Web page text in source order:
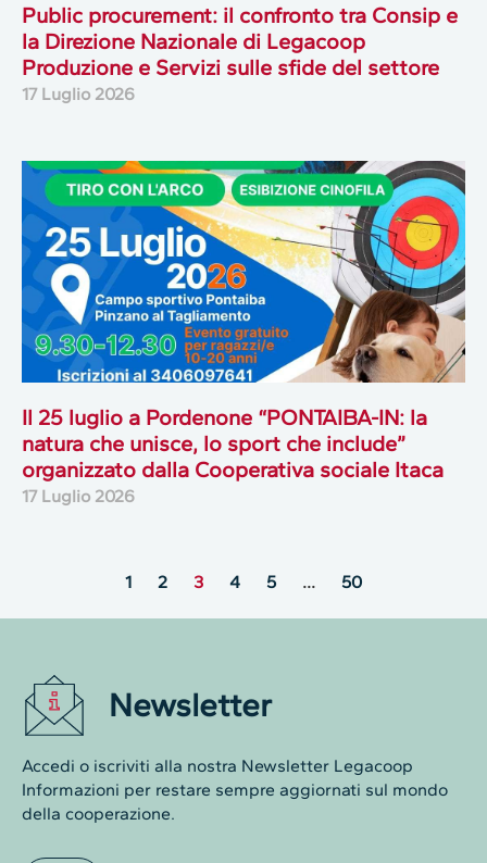
Public procurement: il confronto tra Consip e
la Direzione Nazionale di Legacoop
Produzione e Servizi sulle sfide del settore
17 Luglio 2026
Il 25 luglio a Pordenone “PONTAIBA-IN: la
natura che unisce, lo sport che include”
organizzato dalla Cooperativa sociale Itaca
17 Luglio 2026
1 2 3 4 5 … 50
Newsletter
Accedi o iscriviti alla nostra Newsletter Legacoop
Informazioni per restare sempre aggiornati sul mondo
della cooperazione.